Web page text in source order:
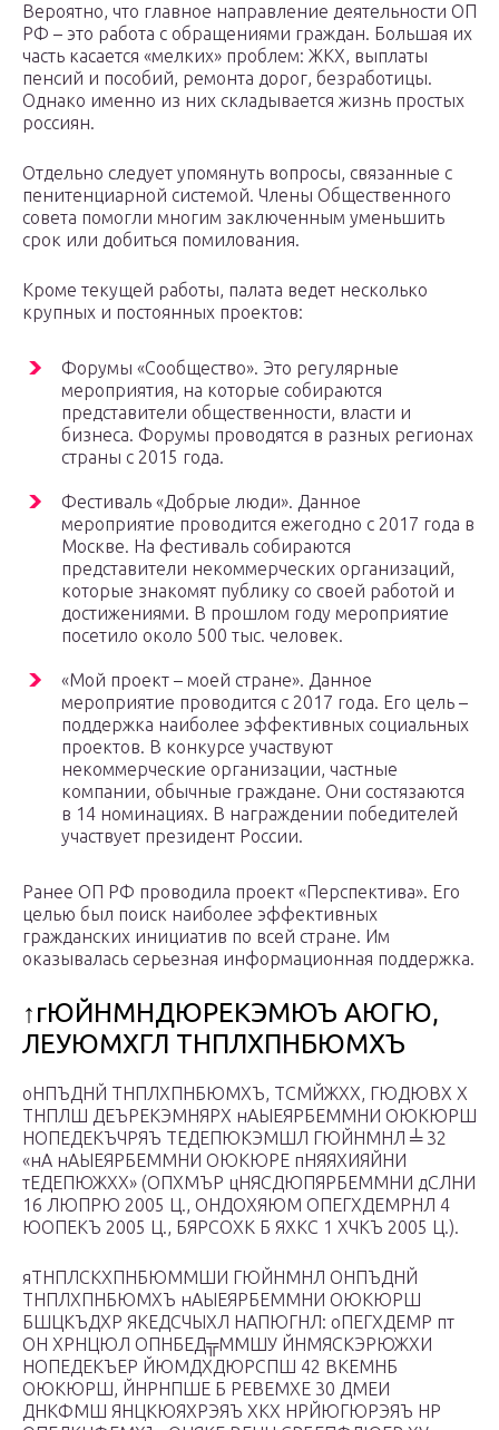
Вероятно, что главное направление деятельности ОП
РФ – это работа с обращениями граждан. Большая их
часть касается «мелких» проблем: ЖКХ, выплаты
пенсий и пособий, ремонта дорог, безработицы.
Однако именно из них складывается жизнь простых
россиян.
Отдельно следует упомянуть вопросы, связанные с
пенитенциарной системой. Члены Общественного
совета помогли многим заключенным уменьшить
срок или добиться помилования.
Кроме текущей работы, палата ведет несколько
крупных и постоянных проектов:
Форумы «Сообщество». Это регулярные
мероприятия, на которые собираются
представители общественности, власти и
бизнеса. Форумы проводятся в разных регионах
страны с 2015 года.
Фестиваль «Добрые люди». Данное
мероприятие проводится ежегодно с 2017 года в
Москве. На фестиваль собираются
представители некоммерческих организаций,
которые знакомят публику со своей работой и
достижениями. В прошлом году мероприятие
посетило около 500 тыс. человек.
«Мой проект – моей стране». Данное
мероприятие проводится с 2017 года. Его цель –
поддержка наиболее эффективных социальных
проектов. В конкурсе участвуют
некоммерческие организации, частные
компании, обычные граждане. Они состязаются
в 14 номинациях. В награждении победителей
участвует президент России.
Ранее ОП РФ проводила проект «Перспектива». Его
целью был поиск наиболее эффективных
гражданских инициатив по всей стране. Им
оказывалась серьезная информационная поддержка.
↑гЮЙНМНДЮРЕКЭМЮЪ АЮГЮ,
ЛЕУЮМХГЛ ТНПЛХПНБЮМХЪ
оНПЪДНЙ ТНПЛХПНБЮМХЪ, ТСМЙЖХХ, ГЮДЮВХ Х
ТНПЛШ ДЕЪРЕКЭМНЯРХ нАЫЕЯРБЕММНИ ОЮКЮРШ
НОПЕДЕКЪЧРЯЪ ТЕДЕПЮКЭМШЛ ГЮЙНМНЛ ╧ 32
«нА нАЫЕЯРБЕММНИ ОЮКЮРЕ пНЯЯХИЯЙНИ
тЕДЕПЮЖХХ» (ОПХМЪР цНЯСДЮПЯРБЕММНИ дСЛНИ
16 ЛЮПРЮ 2005 Ц., ОНДОХЯЮМ ОПЕГХДЕМРНЛ 4
ЮОПЕКЪ 2005 Ц., БЯРСОХК Б ЯХКС 1 ХЧКЪ 2005 Ц.).
яТНПЛСКХПНБЮММШИ ГЮЙНМНЛ ОНПЪДНЙ
ТНПЛХПНБЮМХЪ нАЫЕЯРБЕММНИ ОЮКЮРШ
БШЦКЪДХР ЯКЕДСЧЫХЛ НАПЮГНЛ: оПЕГХДЕМР пт
ОН ХРНЦЮЛ ОПНБЕД╦ММШУ ЙНМЯСКЭРЮЖХИ
НОПЕДЕКЪЕР ЙЮМДХДЮРСПШ 42 ВКЕМНБ
ОЮКЮРШ, ЙНРНПШЕ Б РЕВЕМХЕ 30 ДМЕИ
ДНКФМШ ЯНЦКЮЯХРЭЯЪ ХКХ НРЙЮГЮРЭЯЪ НР